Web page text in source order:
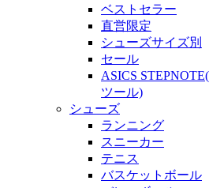
ベストセラー
直営限定
シューズサイズ別
セール
ASICS
ツール)
シューズ
ランニング
スニーカー
テニス
バスケットボール